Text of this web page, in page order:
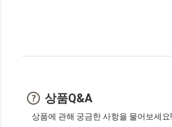
상품Q&A
상품에 관해 궁금한 사항을 물어보세요!